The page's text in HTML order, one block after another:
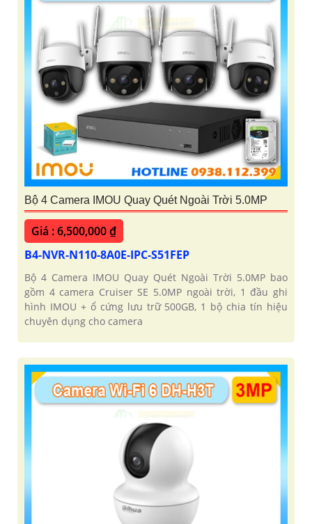
Bộ 4 Camera IMOU Quay Quét Ngoài Trời 5.0MP
Giá : 6,500,000 ₫
B4-NVR-N110-8A0E-IPC-S51FEP
Bộ 4 Camera IMOU Quay Quét Ngoài Trời 5.0MP bao
gồm 4 camera Cruiser SE 5.0MP ngoài trời, 1 đầu ghi
hình IMOU + ổ cứng lưu trữ 500GB, 1 bộ chia tín hiệu
chuyên dụng cho camera